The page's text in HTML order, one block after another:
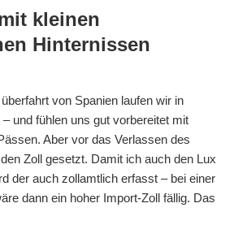
kleinen
Hinternissen
von Spanien laufen wir in
und fühlen uns gut vorbereitet mit
Aber vor das Verlassen des
Zoll gesetzt. Damit ich auch den Lux
der auch zollamtlich erfasst – bei einer
dann ein hoher Import-Zoll fällig. Das